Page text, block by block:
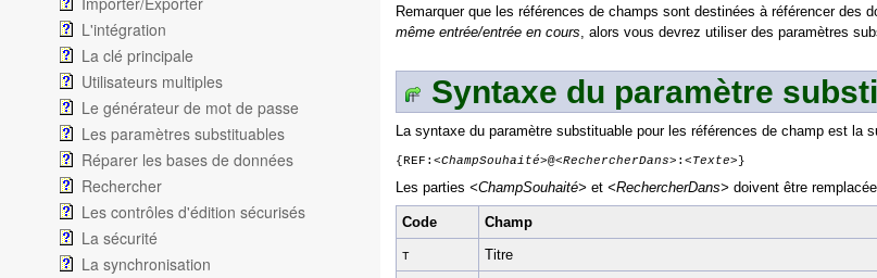
L'intégration
La clé principale
Utilisateurs multiples
Le générateur de mot de passe
Les paramètres substituables
Réparer les bases de données
Rechercher
Les contrôles d'édition sécurisés
La sécurité
La synchronisation
Remarquer que les références de champs sont destinées à référencer des
même entrée/entrée en cours, alors vous devrez utiliser des paramètres
Syntaxe du paramètre
La syntaxe du paramètre substituable pour les références de champ est la
{REF: <ChampSouhaité>@<RechercherDans> : <Texte>}
Les parties <ChampSouhaité> et <RechercherDans> doivent être
Code Champ
T Titre